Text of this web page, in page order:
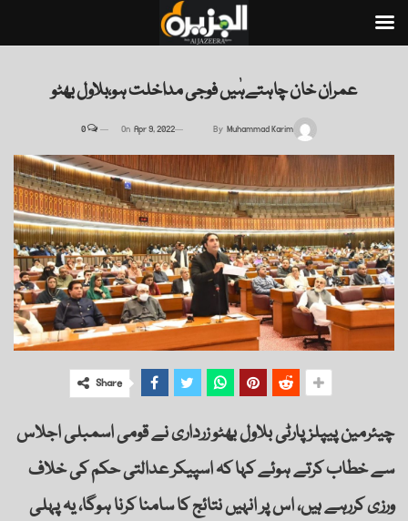
عمران خان چاہتےہٰیں فوجی مداخلت ہو،بلاول بھٹو
By Muhammad Karim
On Apr 9, 2022
0
Share
چیئرمین پیپلز پارٹی بلاول بھٹو زرداری نے قومی اسمبلی اجلاس
سے خطاب کرتے ہوئے کہا کہ اسپیکر عدالتی حکم کی خلاف
ورزی کررہے ہیں، اس پر انہیں نتائج کا سامنا کرنا ہوگا، یہ پہلی